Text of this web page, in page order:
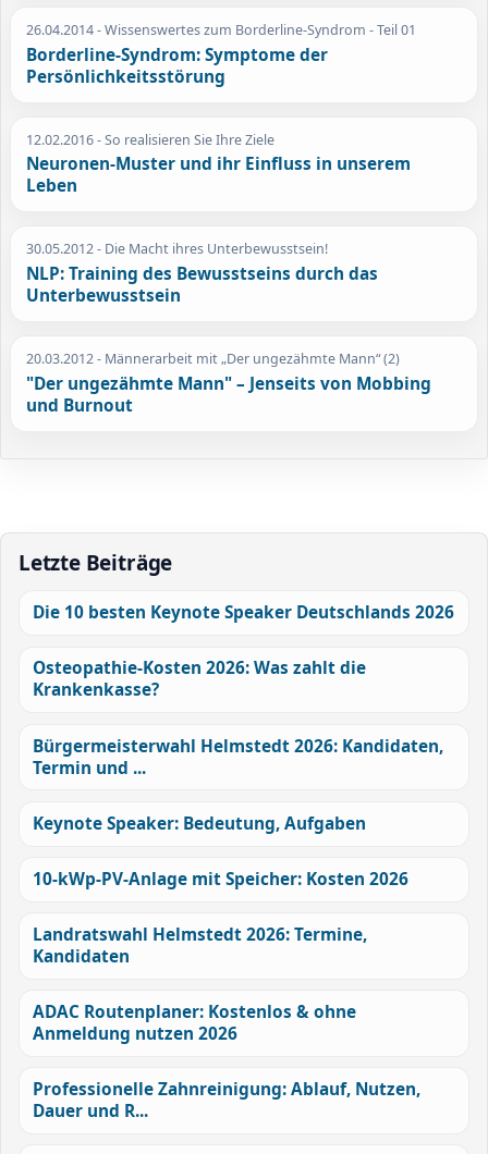
26.04.2014- Wissenswertes zum Borderline-Syndrom - Teil 01
Borderline-Syndrom: Symptome der
Persönlichkeitsstörung
12.02.2016- So realisieren Sie Ihre Ziele
Neuronen-Muster und ihr Einfluss in unserem
Leben
30.05.2012- Die Macht ihres Unterbewusstsein!
NLP: Training des Bewusstseins durch das
Unterbewusstsein
20.03.2012- Männerarbeit mit „Der ungezähmte Mann“ (2)
"Der ungezähmte Mann" – Jenseits von Mobbing
und Burnout
Letzte Beiträge
Die 10 besten Keynote Speaker Deutschlands 2026
Osteopathie-Kosten 2026: Was zahlt die
Krankenkasse?
Bürgermeisterwahl Helmstedt 2026: Kandidaten,
Termin und ...
Keynote Speaker: Bedeutung, Aufgaben
10-kWp-PV-Anlage mit Speicher: Kosten 2026
Landratswahl Helmstedt 2026: Termine,
Kandidaten
ADAC Routenplaner: Kostenlos & ohne
Anmeldung nutzen 2026
Professionelle Zahnreinigung: Ablauf, Nutzen,
Dauer und R...